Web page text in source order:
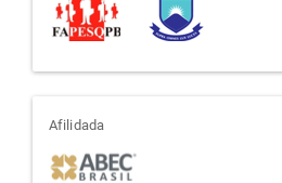
afiliada
Afilidada